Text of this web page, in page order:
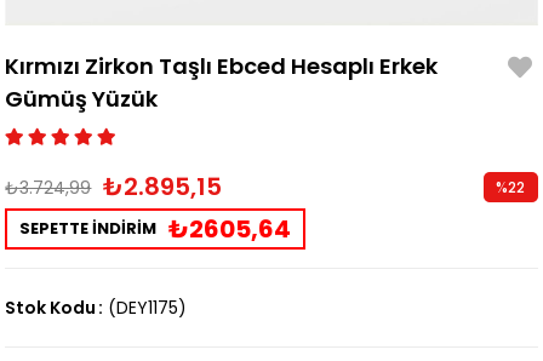
Kırmızı Zirkon Taşlı Ebced Hesaplı Erkek
Gümüş Yüzük
₺3.724,99 ₺2.895,15
SEPETTE İNDİRİM ₺2605,64
%22
Stok Kodu (DEY1175)